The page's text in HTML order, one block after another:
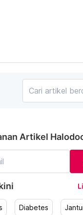
Artikel
Diabetes